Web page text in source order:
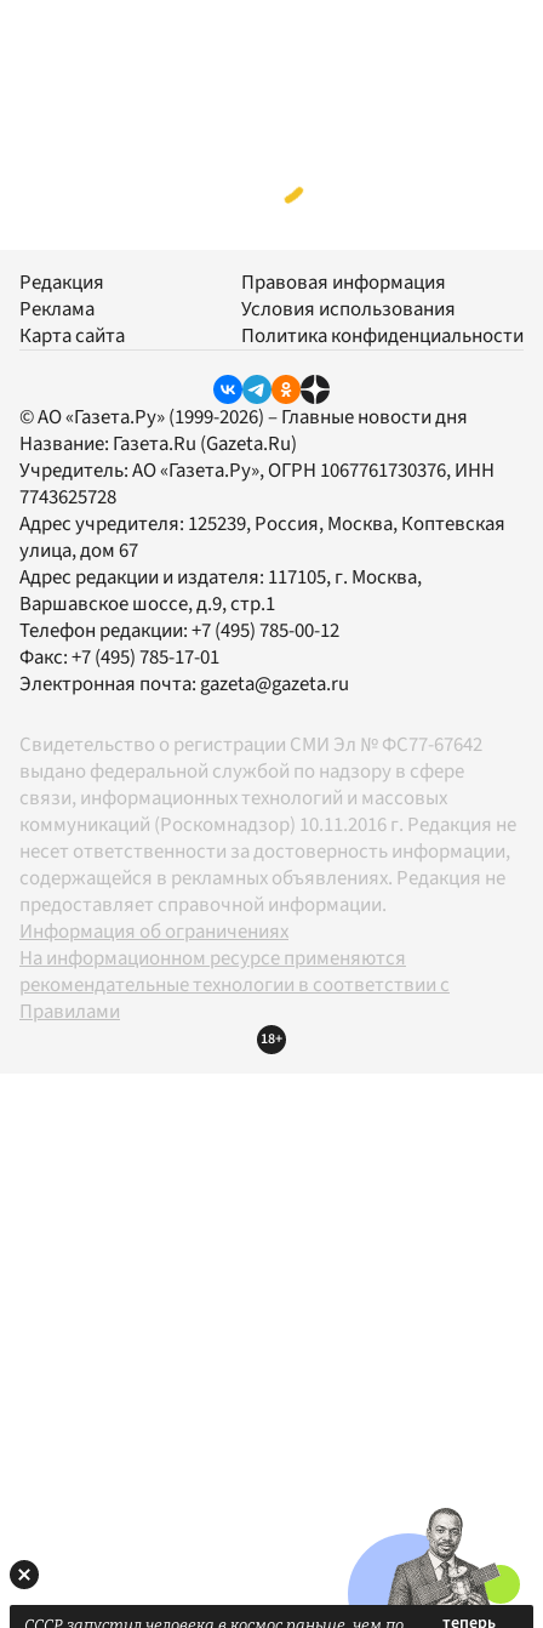
Редакция
Реклама
Карта сайта
Правовая информация
Условия использования
Политика конфиденциальности
© АО «Газета.Ру» (1999-2026) – Главные новости дня
Название: Газета.Ru (Gazeta.Ru)
Учредитель:АО «Газета.Ру», ОГРН 1067761730376, ИНН
7743625728
Адрес учредителя: 125239, Россия, Москва, Коптевская
улица, дом 67
Адрес редакции и издателя: 117105, г. Москва,
Варшавское шоссе, д.9, стр.1
Телефон редакции:+7 (495) 785-00-12
Факс:+7 (495) 785-17-01
Электронная почта: gazeta@gazeta.ru
Свидетельство о регистрации СМИ Эл № ФС77-67642
выдано федеральной службой по надзору в сфере
связи, информационных технологий и массовых
коммуникаций (Роскомнадзор) 10.11.2016 г. Редакция не
несет ответственности за достоверность информации,
содержащейся в рекламных объявлениях. Редакция не
предоставляет справочной информации.
Информация об ограничениях
На информационном ресурсе применяются
рекомендательные технологии в соответствии с
Правилами
18+